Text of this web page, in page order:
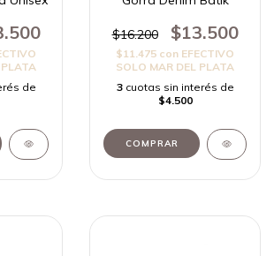
de
$16.200 $13.500
$11.475 con EFECTIVO
SOLO MAR DEL PLATA
3 cuotas sin interés de
$4.500